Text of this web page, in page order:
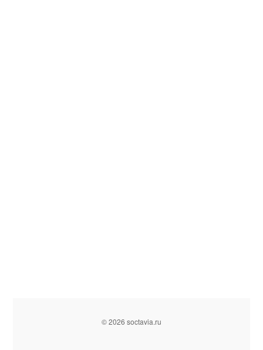
© 2026 soctavia.ru